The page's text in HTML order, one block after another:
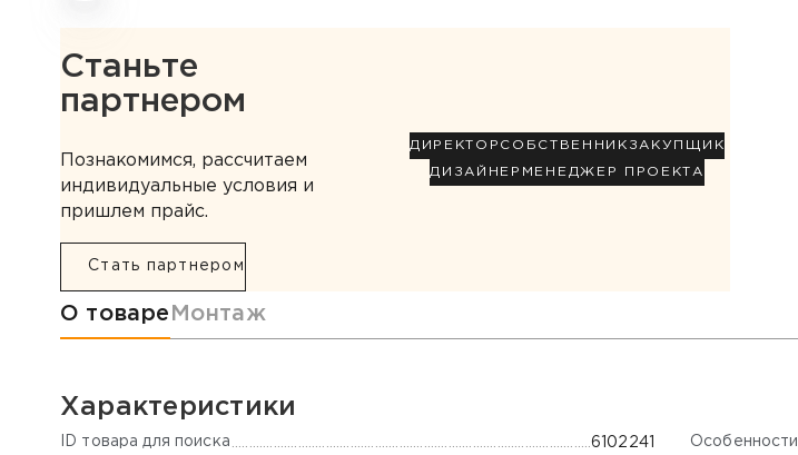
Станьте
партнером
Познакомимся, рассчитаем
индивидуальные условия и
пришлем прайс.
Стать партнером
ДИРЕКТОР СОБСТВЕННИК ЗАКУПЩИК
ДИЗАЙНЕР МЕНЕДЖЕР ПРОЕКТА
Информация о товаре
О товаре Монтаж
Характеристики
ID товара для поиска 6102241 Особенности